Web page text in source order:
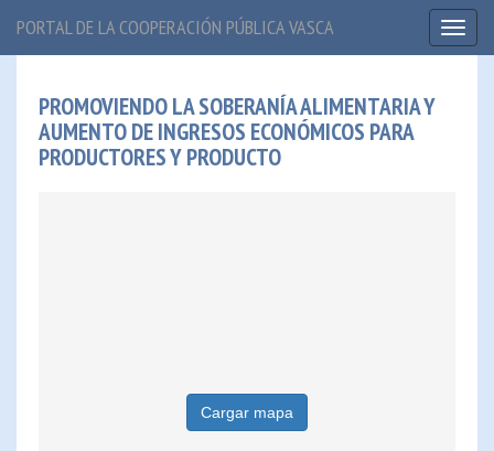
PORTAL DE LA COOPERACIÓN PÚBLICA VASCA
PROMOVIENDO LA SOBERANÍA ALIMENTARIA Y
AUMENTO DE INGRESOS ECONÓMICOS PARA
PRODUCTORES Y PRODUCTO
Cargar mapa